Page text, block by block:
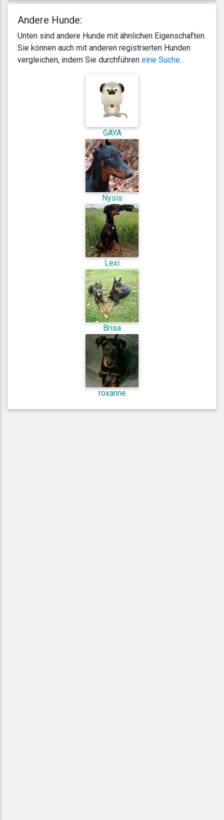
Andere Hunde:
Unten sind andere Hunde mit ähnlichen Eigenschaften.
Sie können auch mit anderen registrierten Hunden
vergleichen, indem Sie durchführen eine Suche.
GAYA
Nysis
Lexi
Brisa
roxanne